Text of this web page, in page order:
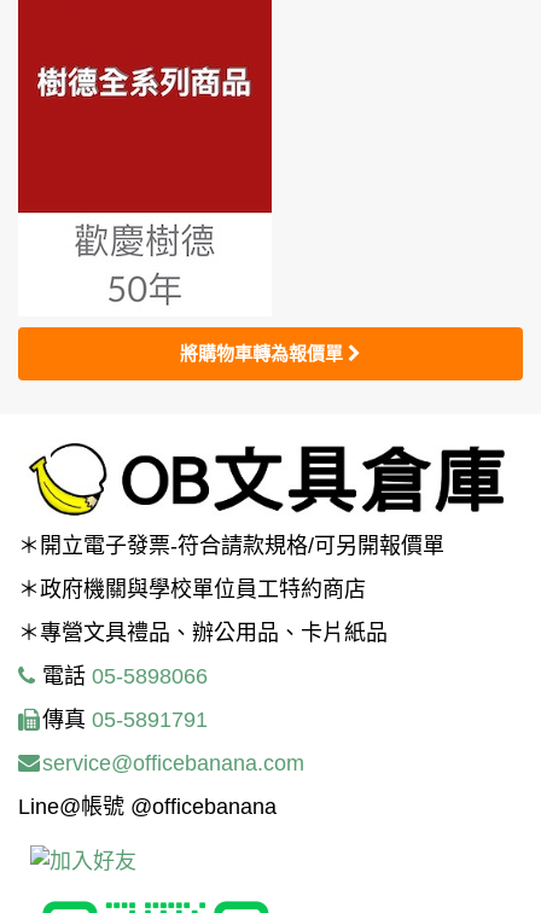
將購物車轉為報價單
＊開立電子發票-符合請款規格/可另開報價單
＊政府機關與學校單位員工特約商店
＊專營文具禮品、辦公用品、卡片紙品
電話 05-5898066
傳真 05-5891791
service@officebanana.com
Line@帳號 @officebanana